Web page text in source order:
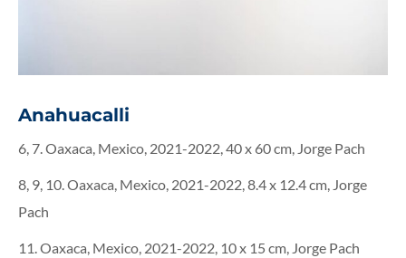
Anahuacalli
6, 7. Oaxaca, Mexico, 2021-2022, 40 x 60 cm, Jorge Pach
8, 9, 10. Oaxaca, Mexico, 2021-2022, 8.4 x 12.4 cm, Jorge
Pach
11. Oaxaca, Mexico, 2021-2022, 10 x 15 cm, Jorge Pach